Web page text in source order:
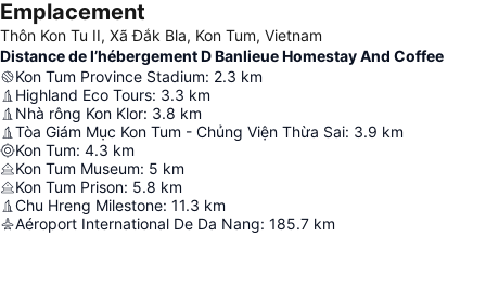
Emplacement
Thôn Kon Tu II, Xã Đắk Bla, Kon Tum, Vietnam
Distance de l’hébergement D Banlieue Homestay And Coffee
Kon Tum Province Stadium: 2.3 km
Highland Eco Tours: 3.3 km
Nhà rông Kon Klor: 3.8 km
Tòa Giám Mục Kon Tum - Chủng Viện Thừa Sai: 3.9 km
Kon Tum: 4.3 km
Kon Tum Museum: 5 km
Kon Tum Prison: 5.8 km
Chu Hreng Milestone: 11.3 km
Aéroport International De Da Nang: 185.7 km